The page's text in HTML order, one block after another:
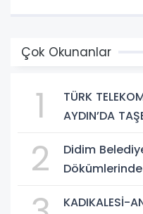
Çok Okunanlar
1
TÜRK
AYDIN’DA
2
Didim
KADIKALESİ-